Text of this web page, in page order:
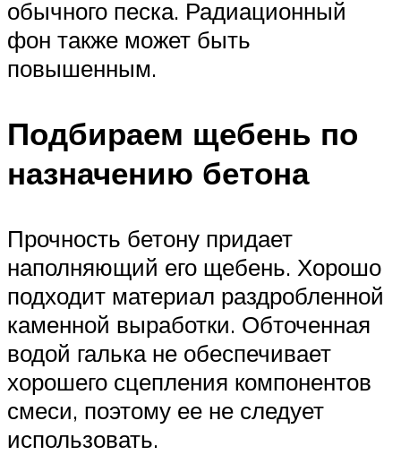
обычного песка. Радиационный
фон также может быть
повышенным.
Подбираем щебень по
назначению бетона
Прочность бетону придает
наполняющий его щебень. Хорошо
подходит материал раздробленной
каменной выработки. Обточенная
водой галька не обеспечивает
хорошего сцепления компонентов
смеси, поэтому ее не следует
использовать.